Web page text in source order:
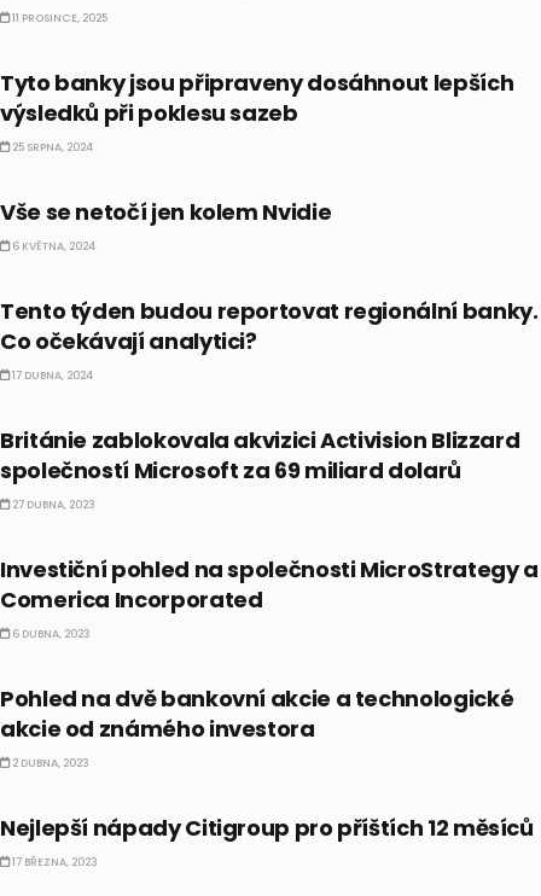
11 PROSINCE, 2025
Tyto banky jsou připraveny dosáhnout lepších
výsledků při poklesu sazeb
25 SRPNA, 2024
Vše se netočí jen kolem Nvidie
6 KVĚTNA, 2024
Tento týden budou reportovat regionální banky.
Co očekávají analytici?
17 DUBNA, 2024
Británie zablokovala akvizici Activision Blizzard
společností Microsoft za 69 miliard dolarů
27 DUBNA, 2023
Investiční pohled na společnosti MicroStrategy a
Comerica Incorporated
6 DUBNA, 2023
Pohled na dvě bankovní akcie a technologické
akcie od známého investora
2 DUBNA, 2023
Nejlepší nápady Citigroup pro příštích 12 měsíců
17 BŘEZNA, 2023